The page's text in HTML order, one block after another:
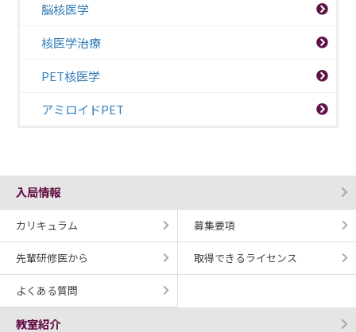
脳核医学
核医学治療
PET核医学
アミロイドPET
入局情報
カリキュラム 募集要項
先輩研修医から 取得できるライセンス
よくある質問
教室紹介